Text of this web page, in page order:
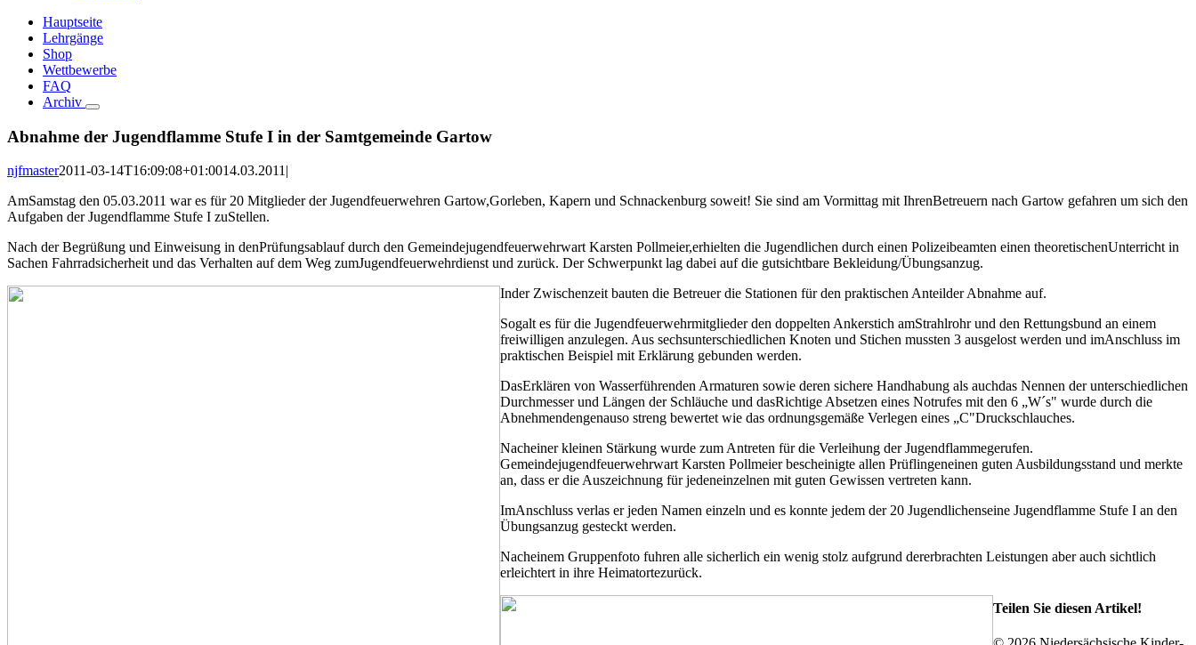
Hauptseite
Lehrgänge
Shop
Wettbewerbe
FAQ
Archiv
Abnahme der Jugendflamme Stufe I in der Samtgemeinde Gartow
njfmaster2011-03-14T16:09:08+01:0014.03.2011|
AmSamstag den 05.03.2011 war es für 20 Mitglieder der Jugendfeuerwehren Gartow,Gorleben, Kapern und Schnackenburg soweit! Sie sind am Vormittag mit IhrenBetreuern nach Gartow gefahren um sich den
Aufgaben der Jugendflamme Stufe I zuStellen.
Nach der Begrüßung und Einweisung in denPrüfungsablauf durch den Gemeindejugendfeuerwehrwart Karsten Pollmeier,erhielten die Jugendlichen durch einen Polizeibeamten einen theoretischenUnterricht in
Sachen Fahrradsicherheit und das Verhalten auf dem Weg zumJugendfeuerwehrdienst und zurück. Der Schwerpunkt lag dabei auf die gutsichtbare Bekleidung/Übungsanzug.
Inder Zwischenzeit bauten die Betreuer die Stationen für den praktischen Anteilder Abnahme auf.
Sogalt es für die Jugendfeuerwehrmitglieder den doppelten Ankerstich amStrahlrohr und den Rettungsbund an einem
freiwilligen anzulegen. Aus sechsunterschiedlichen Knoten und Stichen mussten 3 ausgelost werden und imAnschluss im
praktischen Beispiel mit Erklärung gebunden werden.
DasErklären von Wasserführenden Armaturen sowie deren sichere Handhabung als auchdas Nennen der unterschiedlichen
Durchmesser und Längen der Schläuche und dasRichtige Absetzen eines Notrufes mit den 6 „W´s" wurde durch die
Abnehmendengenauso streng bewertet wie das ordnungsgemäße Verlegen eines „C"Druckschlauches.
Nacheiner kleinen Stärkung wurde zum Antreten für die Verleihung der Jugendflammegerufen.
Gemeindejugendfeuerwehrwart Karsten Pollmeier bescheinigte allen Prüflingeneinen guten Ausbildungsstand und merkte
an, dass er die Auszeichnung für jedeneinzelnen mit guten Gewissen vertreten kann.
ImAnschluss verlas er jeden Namen einzeln und es konnte jedem der 20 Jugendlichenseine Jugendflamme Stufe I an den
Übungsanzug gesteckt werden.
Nacheinem Gruppenfoto fuhren alle sicherlich ein wenig stolz aufgrund dererbrachten Leistungen aber auch sichtlich
erleichtert in ihre Heimatortezurück.
Teilen Sie diesen Artikel!
Facebook
WhatsApp
Tumblr
E-